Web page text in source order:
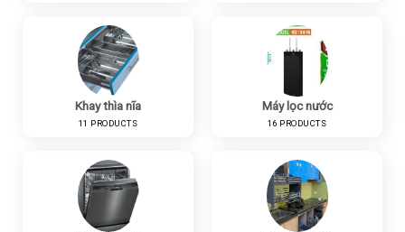
Khay thìa nĩa
11 PRODUCTS
Máy lọc nước
16 PRODUCTS